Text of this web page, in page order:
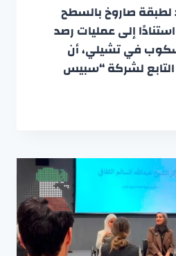
صاروخ بالسطح
إلى عمليات رصد
في تشيلي، أن
“فالكون 9” التابع لشركة “سبيس